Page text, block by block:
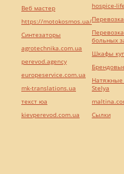
Веб мастер
https://motokosmos.ua/
Синтезаторы
agrotechnika.com.ua
perevod.agency
europeservice.com.ua
mk-translations.ua
текст юа
kievperevod.com.ua
hospice-
больных
Шкафы
Stelya
Cылки